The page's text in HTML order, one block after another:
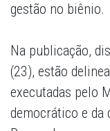
gestão no biênio.
Na publicação,
(23), estão
executadas pelo
democrático e da